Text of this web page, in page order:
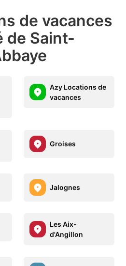
de vacances
de Saint-
Azy Locations de
vacances
Groises
Jalognes
Les Aix-
d'Angillon